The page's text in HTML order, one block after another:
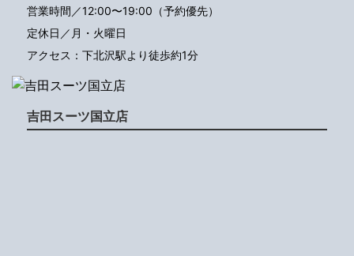
営業時間／12:00〜19:00（予約優先）
定休日／月・火曜日
アクセス：下北沢駅より徒歩約1分
吉田スーツ国立店